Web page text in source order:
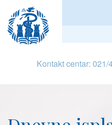
Kontakt centar: 021/